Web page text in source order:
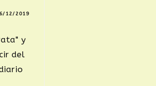
12/2019
y
del